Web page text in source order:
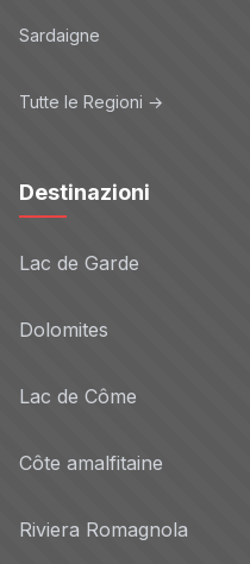
Sardaigne
Tutte le Regioni →
Destinazioni
Lac de Garde
Dolomites
Lac de Côme
Côte amalfitaine
Riviera Romagnola